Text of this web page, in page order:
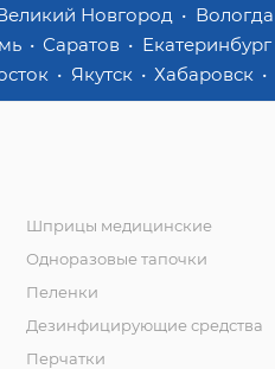
Новгород Вологда
Саратов Екатеринбург
Якутск Хабаровск
Шприцы медицинские
Одноразовые тапочки
Пеленки
Дезинфицирующие средства
Перчатки